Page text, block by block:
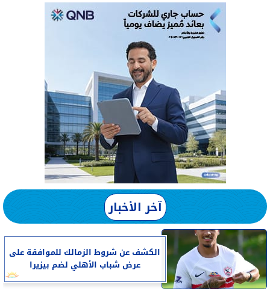
آخر الأخبار
الكشف عن شروط الزمالك للموافقة على
عرض شباب الأهلي لضم بيزيرا